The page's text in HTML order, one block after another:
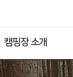
캠핑장 소개